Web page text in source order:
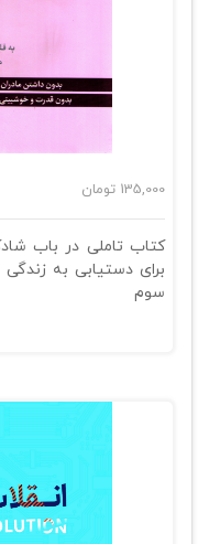
135,000 تومان
کتاب تاملی در باب
برای دستیابی به
سوم